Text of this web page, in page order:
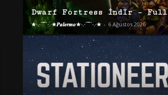
Dwarf Fortress İndir – Full
★·.·´¯`·.·★𝑷𝒂𝒍𝒆𝒓𝒎𝒐★·.·´¯`·.·★ - 6 Ağustos 2026